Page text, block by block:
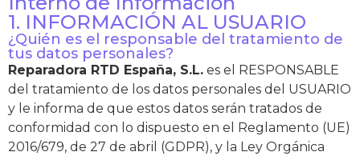
1. INFORMACIÓN AL USUARIO
¿Quién es el responsable del tratamiento de
tus datos personales?
Reparadora RTD España, S.L. es el RESPONSABLE
del tratamiento de los datos personales del USUARIO
y le informa de que estos datos serán tratados de
conformidad con lo dispuesto en el Reglamento (UE)
2016/679, de 27 de abril (GDPR), y la Ley Orgánica